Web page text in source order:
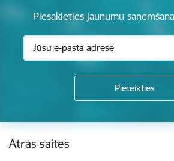
Piesakieties jaunumu
Kājene
Ātrās saites